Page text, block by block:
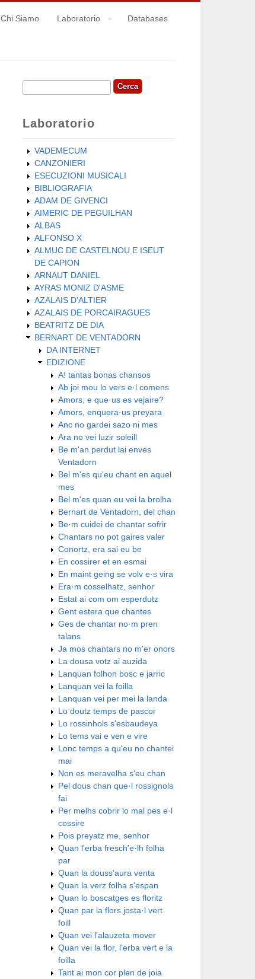
Chi Siamo Laboratorio Databases
Form di ricerca
Cerca
Laboratorio
VADEMECUM
CANZONIERI
ESECUZIONI MUSICALI
BIBLIOGRAFIA
ADAM DE GIVENCI
AIMERIC DE PEGUILHAN
ALBAS
ALFONSO X
ALMUC DE CASTELNOU E ISEUT
DE CAPION
ARNAUT DANIEL
AYRAS MONIZ D'ASME
AZALAIS D'ALTIER
AZALAIS DE PORCAIRAGUES
BEATRITZ DE DIA
BERNART DE VENTADORN
DA INTERNET
EDIZIONE
A! tantas bonas chansos
Ab joi mou lo vers e·l comens
Amors, e que·us es vejaire?
Amors, enquera·us preyara
Anc no gardei sazo ni mes
Ara no vei luzir soleill
Be m'an perdut lai enves
Ventadorn
Bel m'es qu'eu chant en aquel
mes
Bel m'es quan eu vei la brolha
Bernart de Ventadorn, del chan
Be·m cuidei de chantar sofrir
Chantars no pot gaires valer
Conortz, era sai eu be
En cossirer et en esmai
En maint geing se volv e·s vira
Era·m cosselhatz, senhor
Estat ai com om esperdutz
Gent estera que chantes
Ges de chantar no·m pren
talans
Ja mos chantars no m'er onors
La dousa votz ai auzida
Lanquan folhon bosc e jarric
Lanquan vei la foilla
Lanquan vei per mei la landa
Lo doutz temps de pascor
Lo rossinhols s'esbaudeya
Lo tems vai e ven e vire
Lonc temps a qu'eu no chantei
mai
Non es meravelha s'eu chan
Pel dous chan que·l rossignols
fai
Per melhs cobrir lo mal pes e·l
cossire
Pois preyatz me, senhor
Quan l'erba fresch'e·lh folha
par
Quan la douss'aura venta
Quan la verz folha s'espan
Quan lo boscatges es floritz
Quan par la flors josta·l vert
foill
Quan vei l'alauzeta mover
Quan vei la flor, l'erba vert e la
foilla
Tant ai mon cor plen de joia